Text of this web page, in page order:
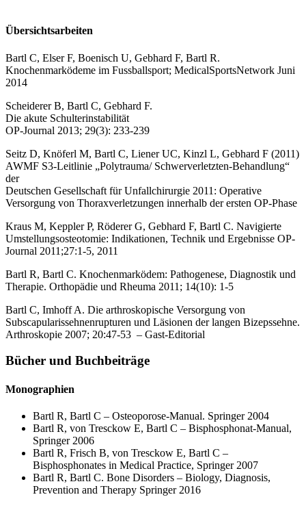
Übersichtsarbeiten
Bartl C, Elser F, Boenisch U, Gebhard F, Bartl R.
Knochenmarködeme im Fussballsport; MedicalSportsNetwork Juni
2014
Scheiderer B, Bartl C, Gebhard F.
Die akute Schulterinstabilität
OP-Journal 2013; 29(3): 233-239
Seitz D, Knöferl M, Bartl C, Liener UC, Kinzl L, Gebhard F (2011)
AWMF S3-Leitlinie „Polytrauma/ Schwerverletzten-Behandlung“
der
Deutschen Gesellschaft für Unfallchirurgie 2011: Operative
Versorgung von Thoraxverletzungen innerhalb der ersten OP-Phase
Kraus M, Keppler P, Röderer G, Gebhard F, Bartl C. Navigierte
Umstellungsosteotomie: Indikationen, Technik und Ergebnisse OP-
Journal 2011;27:1-5, 2011
Bartl R, Bartl C. Knochenmarködem: Pathogenese, Diagnostik und
Therapie. Orthopädie und Rheuma 2011; 14(10): 1-5
Bartl C, Imhoff A. Die arthroskopische Versorgung von
Subscapularissehnenrupturen und Läsionen der langen Bizepssehne.
Arthroskopie 2007; 20:47-53 – Gast-Editorial
Bücher und Buchbeiträge
Monographien
Bartl R, Bartl C – Osteoporose-Manual. Springer 2004
Bartl R, von Tresckow E, Bartl C – Bisphosphonat-Manual,
Springer 2006
Bartl R, Frisch B, von Tresckow E, Bartl C –
Bisphosphonates in Medical Practice, Springer 2007
Bartl R, Bartl C. Bone Disorders – Biology, Diagnosis,
Prevention and Therapy Springer 2016